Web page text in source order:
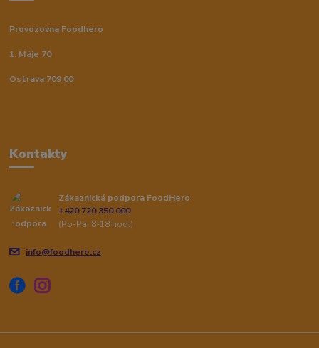
Provozovna Foodhero
1. Máje 70
Ostrava 709 00
Kontakty
Zákaznická podpora FoodHero
+420 720 350 000
(Po-Pá, 8-18 hod.)
info@foodhero.cz